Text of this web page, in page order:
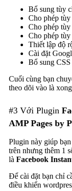
Bổ sung tùy
Cho phép
Cho phép
Cho phép
Thiết lập độ
Cài đặt
Bổ sung
Cuối cùng bạn
theo dõi vào là
#3 Với Plugin
AMP Pages by
Plugin này giúp
trên nhưng thêm 1
là Facebook
Để cài đặt bạn chỉ
điều khiển